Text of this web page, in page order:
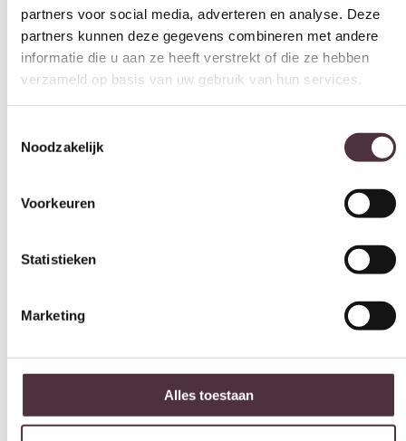
informatie die u aan ze heeft verstrekt of die ze hebben
verzameld op basis van uw gebruik van hun services.
Alles toestaan
Selectie toestaan
73 cm
Diepte (cm)
87 cm
Hoogte (cm)
76 cm
Kleur
Merk
Gemonteerd geleverd
Nee (handgrepen en/of poten nog monteren)
Geadviseerd onderhoudsmiddel